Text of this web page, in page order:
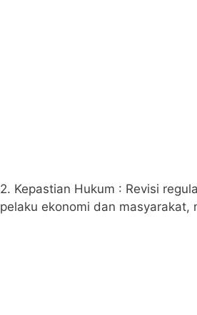
2. Kepastian Hukum : Revisi
pelaku ekonomi dan